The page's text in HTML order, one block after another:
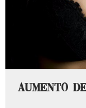
Aumento